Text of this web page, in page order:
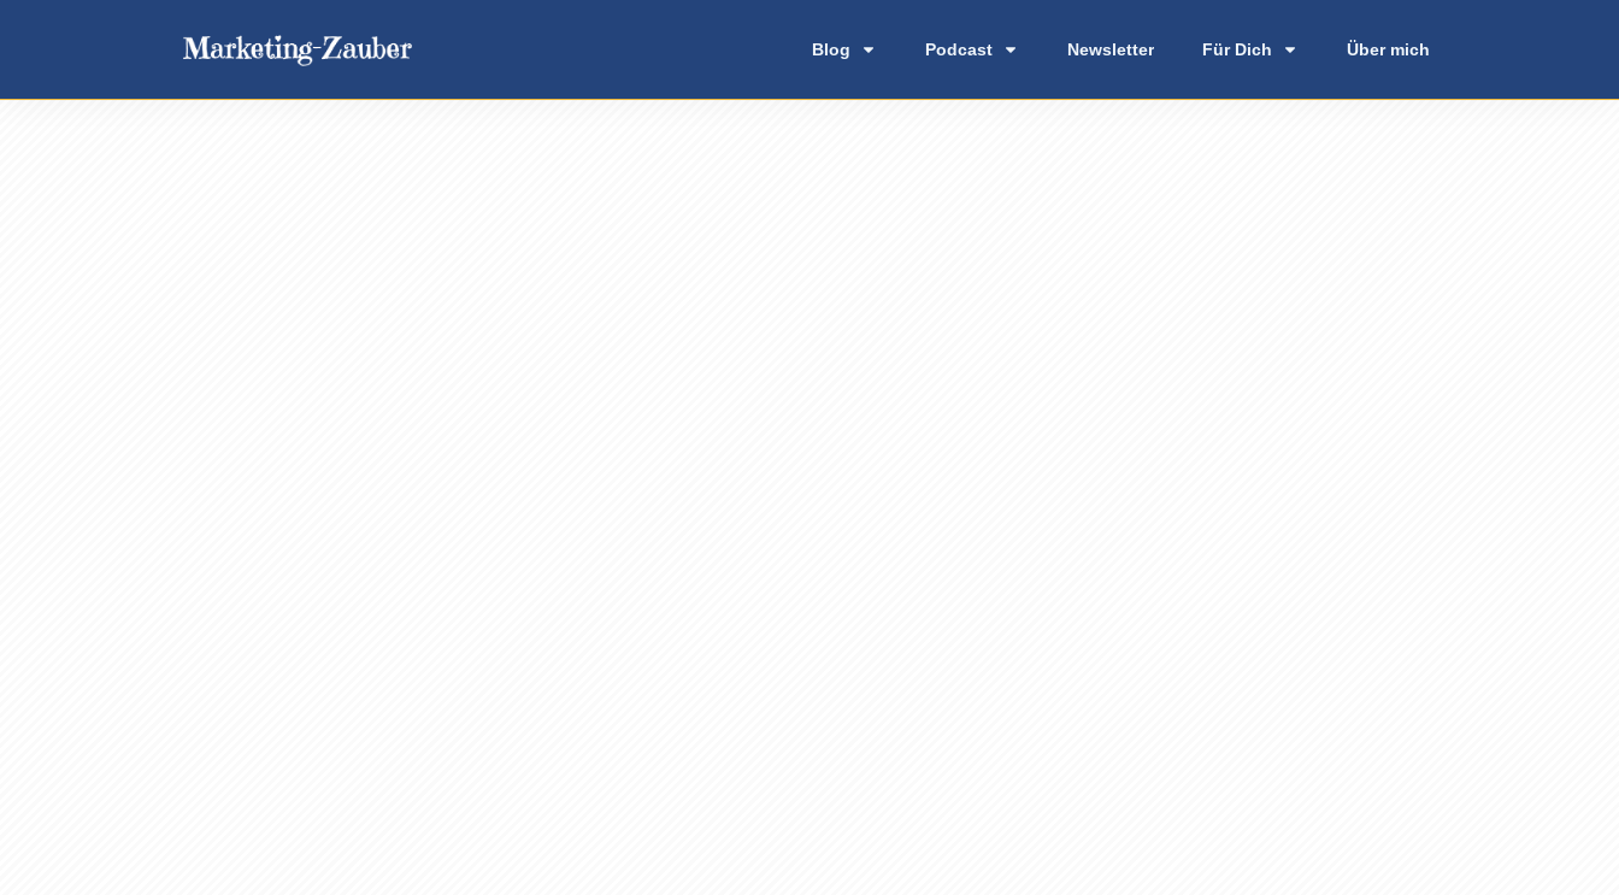
Blog Podcast Newsletter Für Dich Über mich